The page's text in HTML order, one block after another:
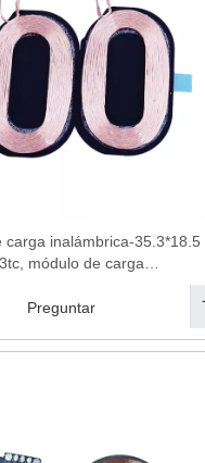
carga inalámbrica-35.3*18.5
módulo de carga
cargador de teléfono móvil
Preguntar